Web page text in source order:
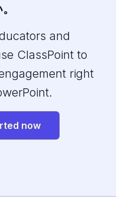
and
ClassPoint to
right
now